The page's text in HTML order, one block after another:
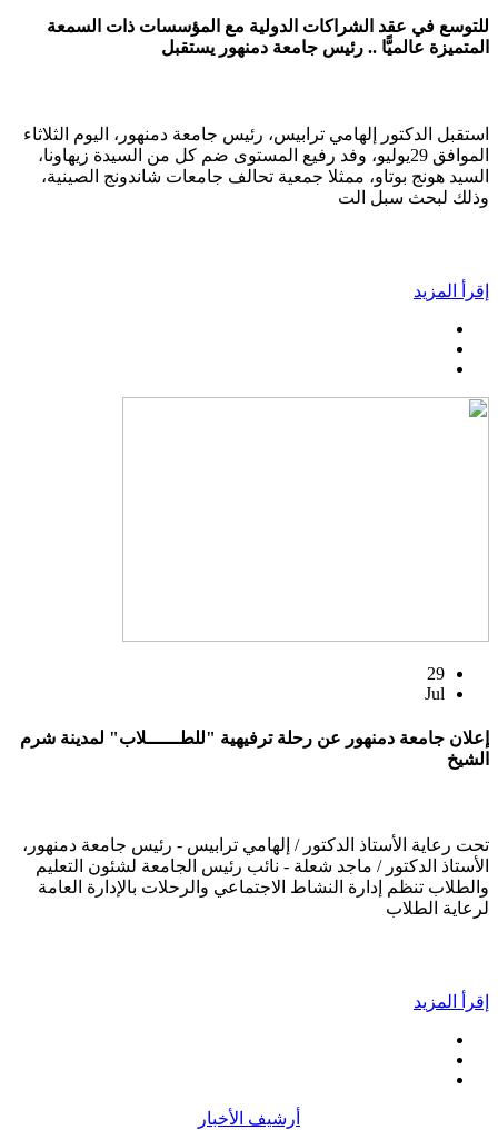
للتوسع في عقد الشراكات الدولية مع المؤسسات ذات السمعة
المتميزة عالميًّا .. رئيس جامعة دمنهور يستقبل
استقبل الدكتور إلهامي ترابيس، رئيس جامعة دمنهور، اليوم الثلاثاء
الموافق 29يوليو، وفد رفيع المستوى ضم كل من السيدة زيهاونا،
السيد هونج بوتاو، ممثلا جمعية تحالف جامعات شاندونج الصينية،
وذلك لبحث سبل الت
إقرأ المزيد
29
Jul
إعلان جامعة دمنهور عن رحلة ترفيهية "للطــــــلاب" لمدينة شرم
الشيخ
تحت رعاية الأستاذ الدكتور / إلهامي ترابيس - رئيس جامعة دمنهور،
الأستاذ الدكتور / ماجد شعلة - نائب رئيس الجامعة لشئون التعليم
والطلاب تنظم إدارة النشاط الاجتماعي والرحلات بالإدارة العامة
لرعاية الطلاب
إقرأ المزيد
أرشيف الأخبار